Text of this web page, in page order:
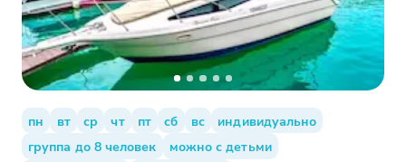
пн вт ср чт пт сб вс
индивидуально
группа до 8 человек
можно с детьми